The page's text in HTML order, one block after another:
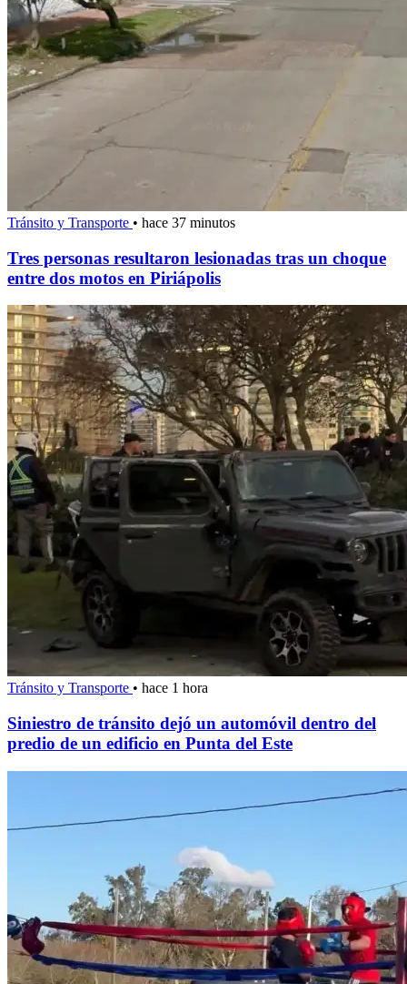
Tránsito y Transporte • hace 37 minutos
Tres personas resultaron lesionadas tras un choque
entre dos motos en Piriápolis
Tránsito y Transporte • hace 1 hora
Siniestro de tránsito dejó un automóvil dentro del
predio de un edificio en Punta del Este